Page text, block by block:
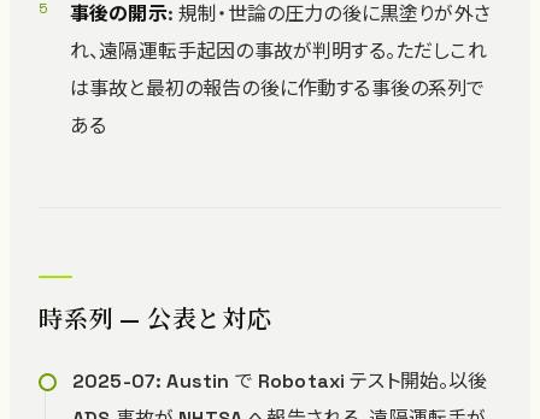
事後の開示: 規制・世論の圧力の後に黒塗りが外さ
れ、遠隔運転手起因の事故が判明する。ただしこれ
は事故と最初の報告の後に作動する事後の系列で
ある
時系列 — 公表と対応
2025-07: Austin で Robotaxi テスト開始。以後